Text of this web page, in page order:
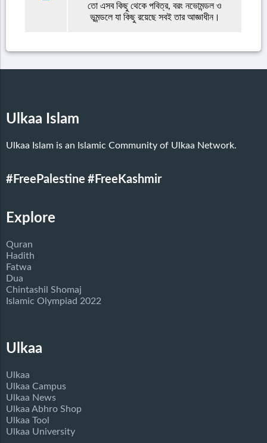
তো এসব কিছু থেকে পবিত্র, বরং নভোমন্ডল ও
ভূমন্ডলে যা কিছু রয়েছে সবই তার আজ্ঞাধীন।
Ulkaa Islam
Ulkaa Islam is an Islamic Community of Ulkaa Network.
#FreePalestine #FreeKashmir
Explore
Quran
Hadith
Fatwa
Dua
Chintashil Shomaj
Islamic Olympiad 2022
Ulkaa
Ulkaa
Ulkaa Campus
Ulkaa News
Ulkaa Abhro Shop
Ulkaa Tool
Ulkaa University